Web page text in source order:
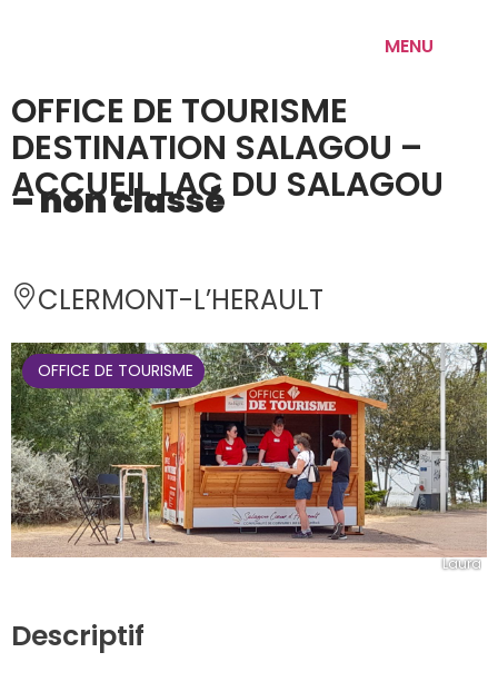
MENU
OFFICE DE TOURISME
DESTINATION SALAGOU –
ACCUEIL LAC DU SALAGOU
– non classé
CLERMONT-L’HERAULT
Laura
OFFICE DE TOURISME
Descriptif